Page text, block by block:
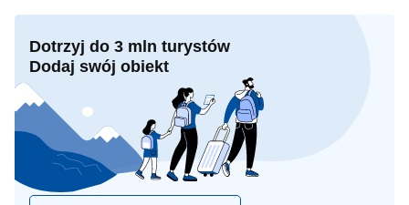
Dotrzyj do 3 mln turystów
Dodaj swój obiekt